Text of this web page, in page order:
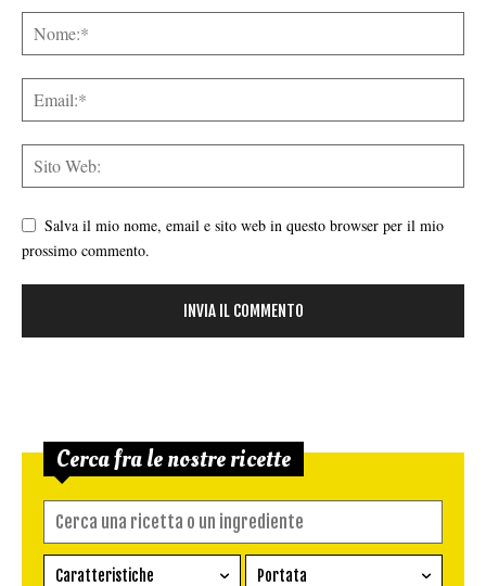
Salva il mio nome, email e sito web in questo browser per il mio
prossimo commento.
Cerca fra le nostre ricette
Caratteristiche Portata